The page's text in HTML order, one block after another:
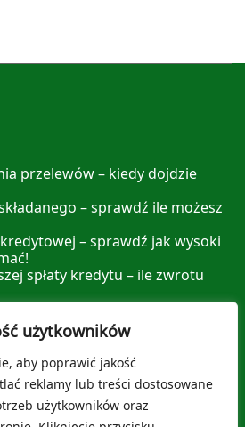
użytkowników
aby poprawić jakość
reklamy lub treści dostosowane
użytkowników oraz
przelewów – kiedy dojdzie
– sprawdź ile możesz
– sprawdź jak wysoki
spłaty kredytu – ile zwrotu